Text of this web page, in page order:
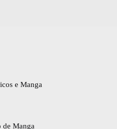
e Manga
de Manga